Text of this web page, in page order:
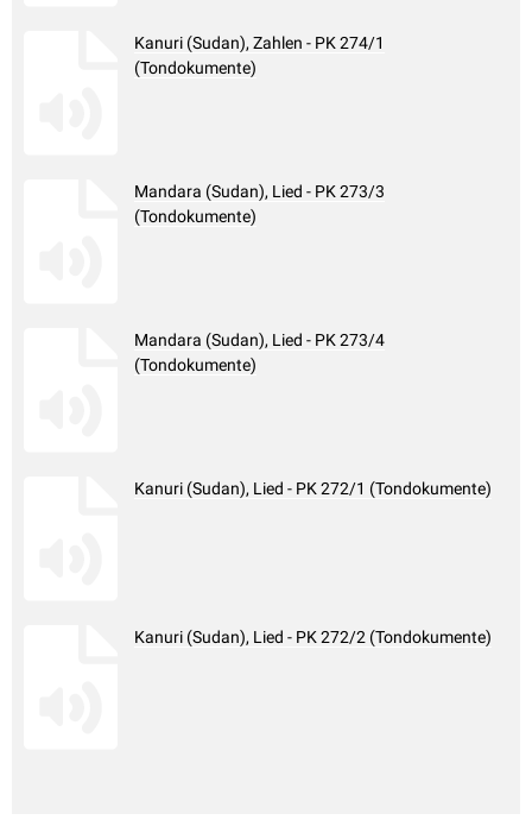
Kanuri (Sudan), Zahlen - PK 274/1
(Tondokumente)
Mandara (Sudan), Lied - PK 273/3
(Tondokumente)
Mandara (Sudan), Lied - PK 273/4
(Tondokumente)
Kanuri (Sudan), Lied - PK 272/1 (Tondokumente)
Kanuri (Sudan), Lied - PK 272/2 (Tondokumente)